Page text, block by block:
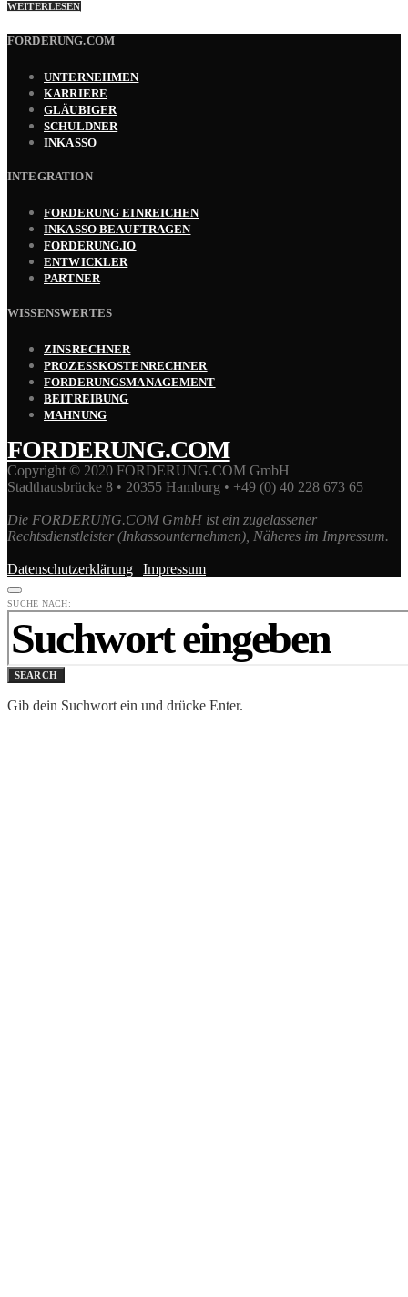
WEITERLESEN
FORDERUNG.COM
UNTERNEHMEN
KARRIERE
GLÄUBIGER
SCHULDNER
INKASSO
INTEGRATION
FORDERUNG EINREICHEN
INKASSO BEAUFTRAGEN
FORDERUNG.IO
ENTWICKLER
PARTNER
WISSENSWERTES
ZINSRECHNER
PROZESSKOSTENRECHNER
FORDERUNGSMANAGEMENT
BEITREIBUNG
MAHNUNG
FORDERUNG.COM
Copyright © 2020 FORDERUNG.COM GmbH
Stadthausbrücke 8 • 20355 Hamburg • +49 (0) 40 228 673 65
Die FORDERUNG.COM GmbH ist ein zugelassener
Rechtsdienstleister (Inkassounternehmen), Näheres im Impressum.
Datenschutzerklärung | Impressum
SUCHE NACH:
SEARCH
Gib dein Suchwort ein und drücke Enter.